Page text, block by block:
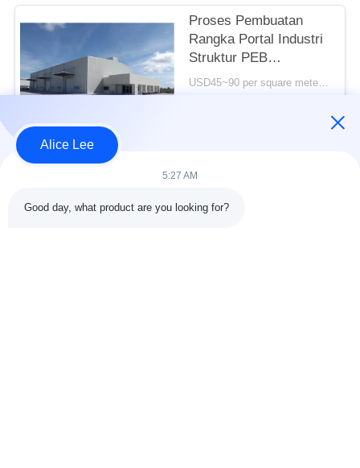
Proses Pembuatan
Rangka Portal Industri
Struktur PEB
Bangunan Standar ISOUSD45~90 per square meter MOQ:1000 meter persegi
Bad Request
Alice Lee
5:27 AM
Good day, what product are you looking for?